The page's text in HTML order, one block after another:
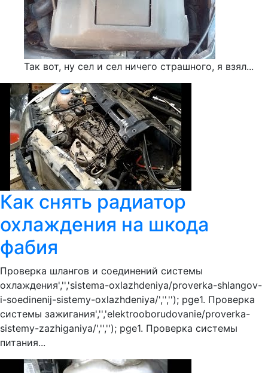
Так вот, ну сел и сел ничего страшного, я взял...
Как снять радиатор
охлаждения на шкода
фабия
Проверка шлангов и соединений системы
охлаждения','','sistema-oxlazhdeniya/proverka-shlangov-
i-soedinenij-sistemy-oxlazhdeniya/','',''); pge1. Проверка
системы зажигания','','elektrooborudovanie/proverka-
sistemy-zazhiganiya/','',''); pge1. Проверка системы
питания...